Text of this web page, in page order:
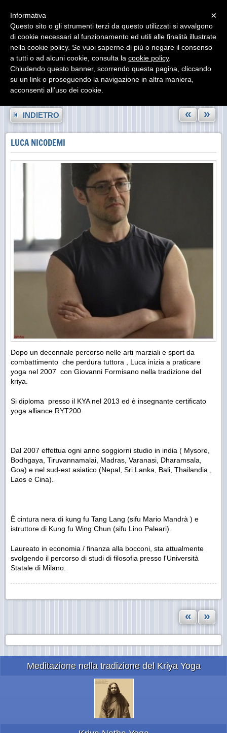
INDIETRO « »
LUCA NICODEMI
Dopo un decennale percorso nelle arti marziali e sport da
combattimento che perdura tuttora , Luca inizia a praticare
yoga nel 2007 con Giovanni Formisano nella tradizione del
kriya.
Si diploma presso il KYA nel 2013 ed è insegnante certificato
yoga alliance RYT200.
Dal 2007 effettua ogni anno soggiorni studio in india ( Mysore,
Bodhgaya, Tiruvannamalai, Madras, Varanasi, Dharamsala,
Goa) e nel sud-est asiatico (Nepal, Sri Lanka, Bali, Thailandia ,
Laos e Cina).
È cintura nera di kung fu Tang Lang (sifu Mario Mandrà ) e
istruttore di Kung fu Wing Chun (sifu Lino Paleari).
Laureato in economia / finanza alla bocconi, sta attualmente
svolgendo il percorso di studi di filosofia presso l'Università
Statale di Milano.
« »
Meditazione nella tradizione del Kriya Yoga
×
Informativa
Questo sito o gli strumenti terzi da questo utilizzati si avvalgono
di cookie necessari al funzionamento ed utili alle finalità illustrate
nella cookie policy. Se vuoi saperne di più o negare il consenso
a tutti o ad alcuni cookie, consulta la cookie policy.
Chiudendo questo banner, scorrendo questa pagina, cliccando
su un link o proseguendo la navigazione in altra maniera,
acconsenti all’uso dei cookie.